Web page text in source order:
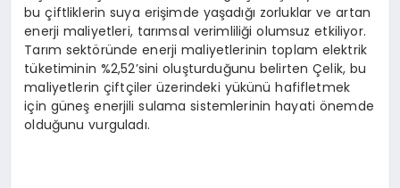
bu çiftliklerin suya erişimde yaşadığı zorluklar ve artan
enerji maliyetleri, tarımsal verimliliği olumsuz etkiliyor.
Tarım sektöründe enerji maliyetlerinin toplam elektrik
tüketiminin %2,52’sini oluşturduğunu belirten Çelik, bu
maliyetlerin çiftçiler üzerindeki yükünü hafifletmek
için güneş enerjili sulama sistemlerinin hayati önemde
olduğunu vurguladı.